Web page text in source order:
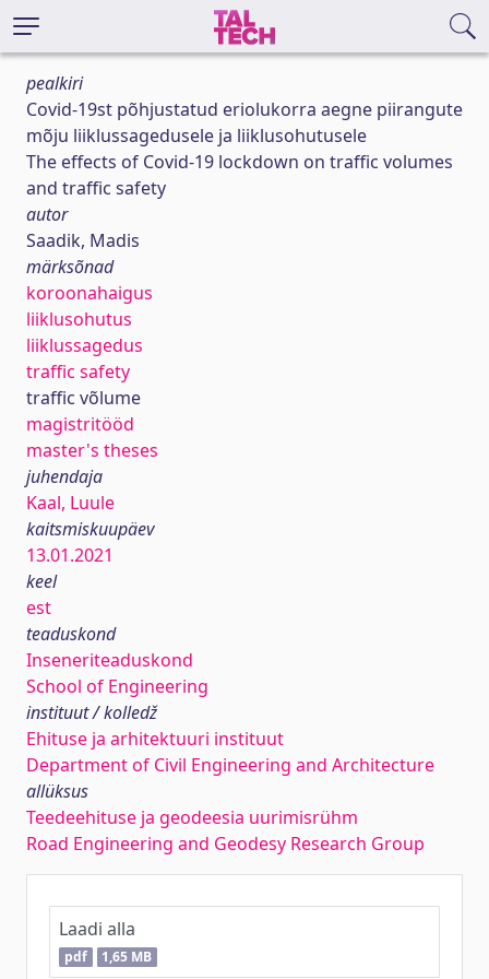
pealkiri
Covid-19st põhjustatud eriolukorra aegne piirangute
mõju liiklussagedusele ja liiklusohutusele
The effects of Covid-19 lockdown on traffic volumes
and traffic safety
autor
Saadik, Madis
märksõnad
koroonahaigus
liiklusohutus
liiklussagedus
traffic safety
traffic võlume
magistritööd
master's theses
juhendaja
Kaal, Luule
kaitsmiskuupäev
13.01.2021
keel
est
teaduskond
Inseneriteaduskond
School of Engineering
instituut / kolledž
Ehituse ja arhitektuuri instituut
Department of Civil Engineering and Architecture
allüksus
Teedeehituse ja geodeesia uurimisrühm
Road Engineering and Geodesy Research Group
Laadi alla
pdf 1,65 MB